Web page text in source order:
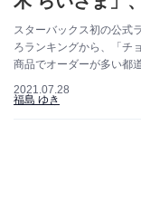
スターバックス初の公式
ろランキングから、「チ
商品でオーダーが多い都
2021.07.28
福島 ゆき